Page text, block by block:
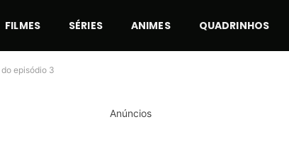
FILMES SÉRIES ANIMES QUADRINHOS
episódio 3
Anúncios